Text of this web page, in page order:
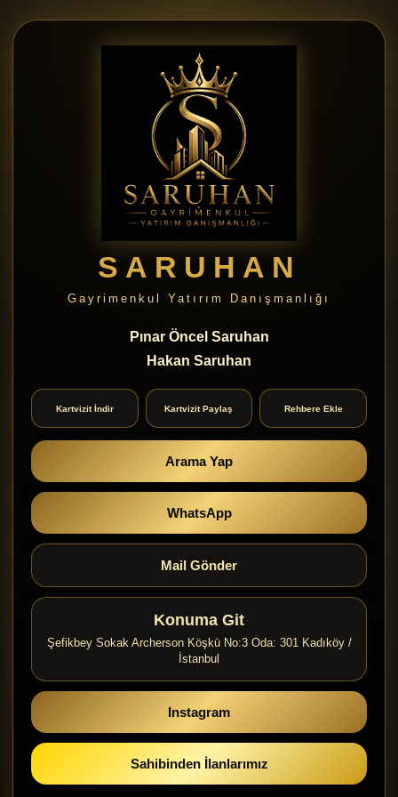
SARUHAN
Gayrimenkul Yatırım Danışmanlığı
Pınar Öncel Saruhan
Hakan Saruhan
Kartvizit İndir Kartvizit Paylaş Rehbere Ekle
Arama Yap
WhatsApp
Mail Gönder
Konuma Git
Şefikbey Sokak Archerson Köşkü No:3 Oda: 301 Kadıköy /
İstanbul
Instagram
Sahibinden İlanlarımız